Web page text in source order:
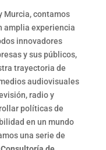
Murcia, contamos
amplia experiencia
innovadores
y sus públicos,
trayectoria de
audiovisuales
radio y
políticas de
en un mundo
una serie de